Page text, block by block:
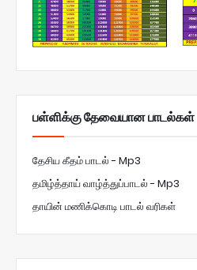
பள்ளிக்கு தேவையான பாடல்கள்
தேசிய கீதம் பாடல் - Mp3
தமிழ்த்தாய் வாழ்த்துப்பாடல் - Mp3
தாயின் மணிக்கொடி பாடல் வரிகள்